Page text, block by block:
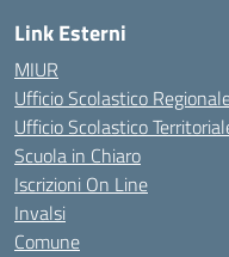
Link Esterni
MIUR
Ufficio Scolastico
Ufficio Scolastico
Scuola in Chiaro
Iscrizioni On Line
Invalsi
Comune